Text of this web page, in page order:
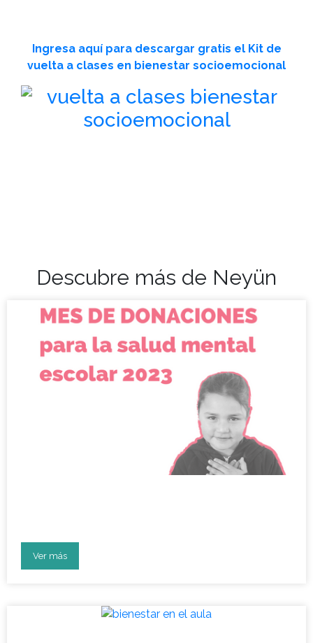
Ingresa aquí para descargar gratis el Kit de
vuelta a clases en bienestar socioemocional
Descubre más de Neyün
Ver más